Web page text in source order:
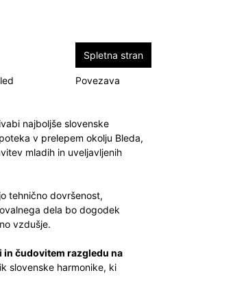
Spletna stran
Povezava
najboljše slovenske
v prelepem okolju Bleda,
mladih in uveljavljenih
tehnično dovršenost,
dela bo dogodek
vzdušje.
čudovitem razgledu na
slovenske harmonike, ki